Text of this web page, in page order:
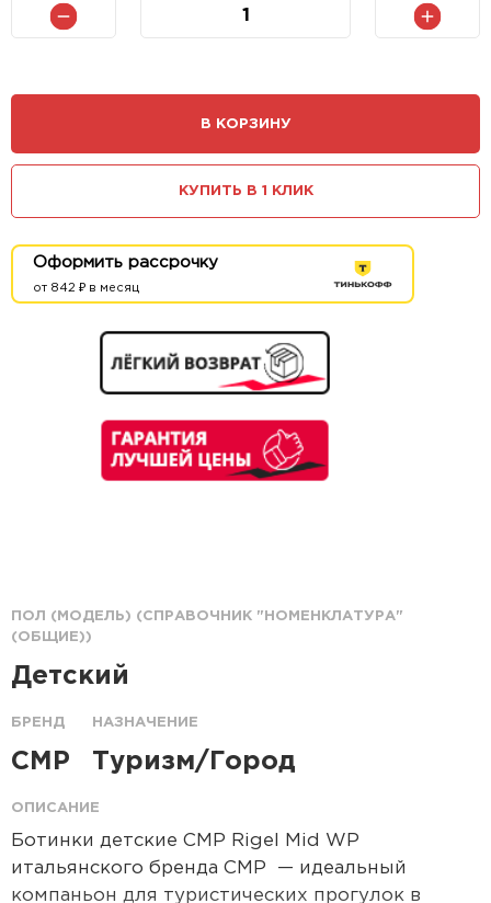
В КОРЗИНУ
КУПИТЬ В 1 КЛИК
Оформить рассрочку
от 842 ₽ в месяц
ПОЛ (МОДЕЛЬ) (СПРАВОЧНИК "НОМЕНКЛАТУРА"
(ОБЩИЕ))
Детский
БРЕНД
CMP
НАЗНАЧЕНИЕ
Туризм/Город
ОПИСАНИЕ
Ботинки детские CMP Rigel Mid WP
итальянского бренда CMP — идеальный
компаньон для туристических прогулок в